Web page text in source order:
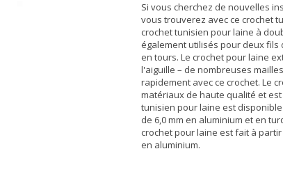
Si vous cherchez de nouvelles
vous trouverez avec ce crochet
crochet tunisien pour laine à
également utilisés pour deux
en tours. Le crochet pour laine
l'aiguille – de nombreuses
rapidement avec ce crochet. Le
matériaux de haute qualité et
tunisien pour laine est
de 6,0 mm en aluminium et en
crochet pour laine est fait à
en aluminium.